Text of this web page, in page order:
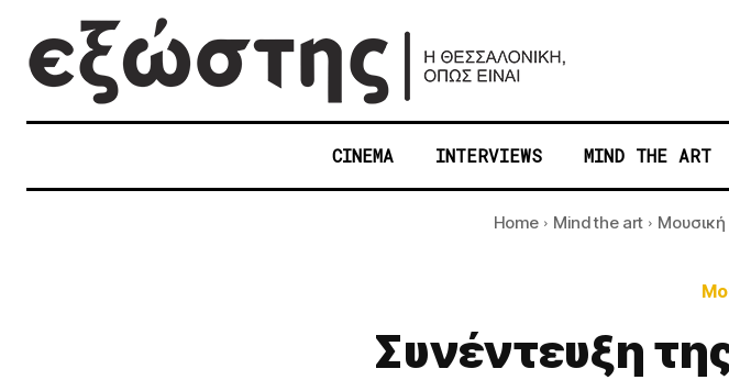
CINEMA INTERVIEWS MIND THE ART
Home Mind the art Μουσική
Συνέντευξη